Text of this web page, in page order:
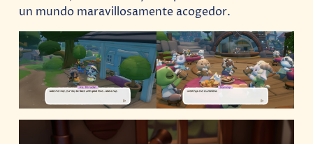
un mundo maravillosamente acogedor.